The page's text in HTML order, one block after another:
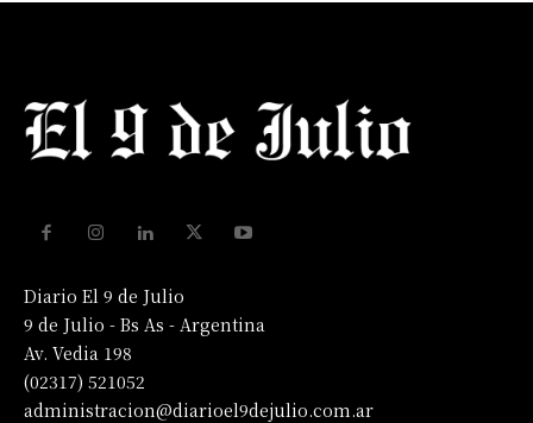
Diario El 9 de Julio
9 de Julio - Bs As - Argentina
Av. Vedia 198
(02317) 521052
administracion@diarioel9dejulio.com.ar